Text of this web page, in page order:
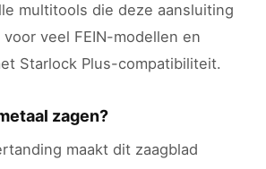
multitools die deze aansluiting
veel FEIN-modellen en
Starlock Plus-compatibiliteit.
zagen?
maakt dit zaagblad